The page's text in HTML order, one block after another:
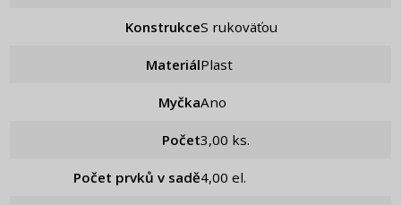
Konstrukce S rukoväťou
Materiál Plast
Myčka Ano
Počet 3,00 ks.
Počet prvků v sadě 4,00 el.